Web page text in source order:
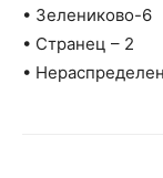
• Зелениково-6
• Странец – 2
•